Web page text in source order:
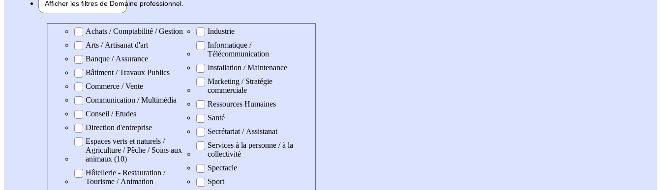
Afficher les filtres de Domaine professionnel
Domaine professionel
Achats / Comptabilité / Gestion
Arts / Artisanat d'art
Banque / Assurance
Bâtiment / Travaux Publics
Commerce / Vente
Communication / Multimédia
Conseil / Etudes
Direction d'entreprise
Espaces verts et naturels /
Agriculture / Pêche / Soins aux
animaux (10)
Hôtellerie - Restauration /
Tourisme / Animation
Industrie
Informatique /
Télécommunication
Installation / Maintenance
Marketing / Stratégie
commerciale
Ressources Humaines
Santé
Secrétariat / Assistanat
Services à la personne / à la
collectivité
Spectacle
Sport